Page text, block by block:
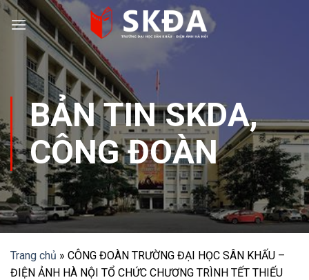
Skip
content
BẢN TIN SKDA,
CÔNG ĐOÀN
Trang chủ » CÔNG ĐOÀN TRƯỜNG ĐẠI HỌC SÂN KHẤU –
ĐIỆN ẢNH HÀ NỘI TỔ CHỨC CHƯƠNG TRÌNH TẾT THIẾU